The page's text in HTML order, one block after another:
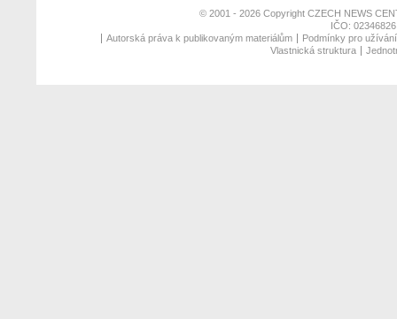
© 2001 - 2026 Copyright CZECH NEWS
IČO:
Autorská práva k publikovaným materiálům
Podmínky pro
Vlastnická struktura